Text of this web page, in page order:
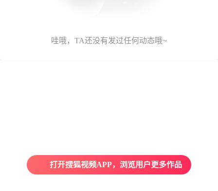
哇哦，TA还没有发过任何动态哦~
打开搜狐视频APP，浏览用户更多作品